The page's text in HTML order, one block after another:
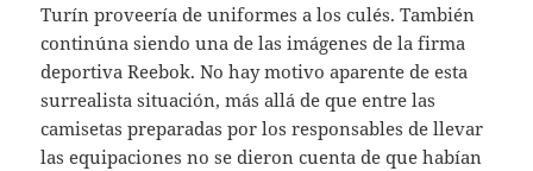
Turín proveería de uniformes a los culés. También
continúna siendo una de las imágenes de la firma
deportiva Reebok. No hay motivo aparente de esta
surrealista situación, más allá de que entre las
camisetas preparadas por los responsables de llevar
las equipaciones no se dieron cuenta de que habían